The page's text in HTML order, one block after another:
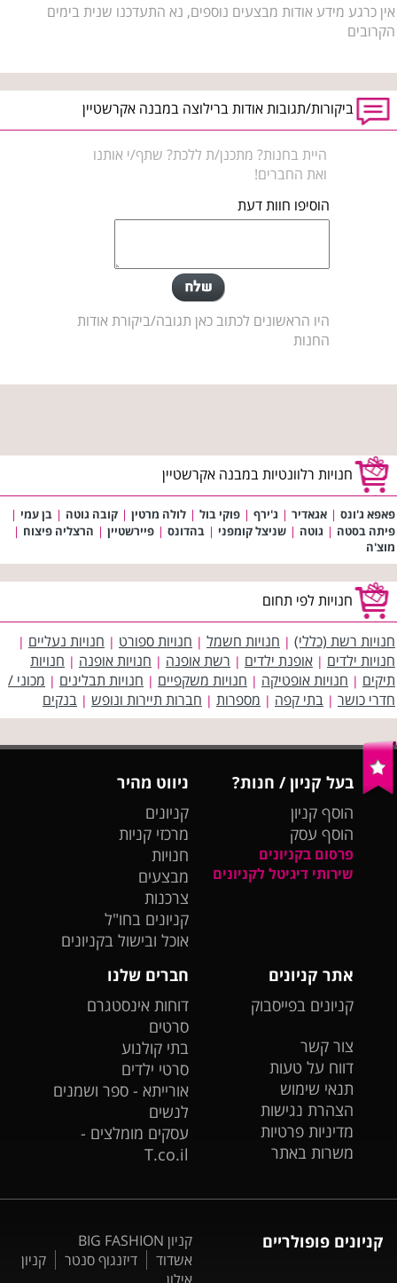
אין כרגע מידע אודות מבצעים נוספים, נא התעדכנו שנית בימים
הקרובים
ביקורות/תגובות אודות ברילוצה במבנה אקרשטיין
היית בחנות? מתכנן/ת ללכת? שתף/י אותנו
ואת החברים!
הוסיפו חוות דעת
היו הראשונים לכתוב כאן תגובה/ביקורת אודות
החנות
חנויות רלוונטיות במבנה אקרשטיין
פאפא ג'ונס | אגאדיר | ג'ירף | פוקי בול | לולה מרטין | קובה גוטה | בן עמי |
פיתה בסטה | גוטה | שניצל קומפני | בהדונס | פיירשטיין | הרצליה פיצוח |
מוצ'ה
חנויות לפי תחום
חנויות רשת (כללי) | חנויות חשמל | חנויות ספורט | חנויות נעליים |
חנויות ילדים | אופנת ילדים | רשת אופנה | חנויות אופנה | חנויות
תיקים | חנויות אופטיקה | חנויות משקפיים | חנויות תבלינים | מכוני /
חדרי כושר | בתי קפה | מספרות | חברות תיירות ונופש | בנקים
בעל קניון / חנות?
הוסף קניון
הוסף עסק
פרסום בקניונים
שירותי דיגיטל לקניונים
ניווט מהיר
קניונים
מרכזי קניות
חנויות
מבצעים
צרכנות
קניונים בחו"ל
אוכל ובישול בקניונים
אתר קניונים
קניונים בפייסבוק
צור קשר
דווח על טעות
תנאי שימוש
הצהרת נגישות
מדיניות פרטיות
משרות באתר
חברים שלנו
דוחות אינסטגרם
סרטים
בתי קולנוע
סרטי ילדים
אורייתא - ספר ושמנים
לנשים
עסקים מומלצים -
T.co.il
קניונים פופולריים
קניון BIG FASHION
אשדוד
דיזנגוף סנטר
קניון
אילון